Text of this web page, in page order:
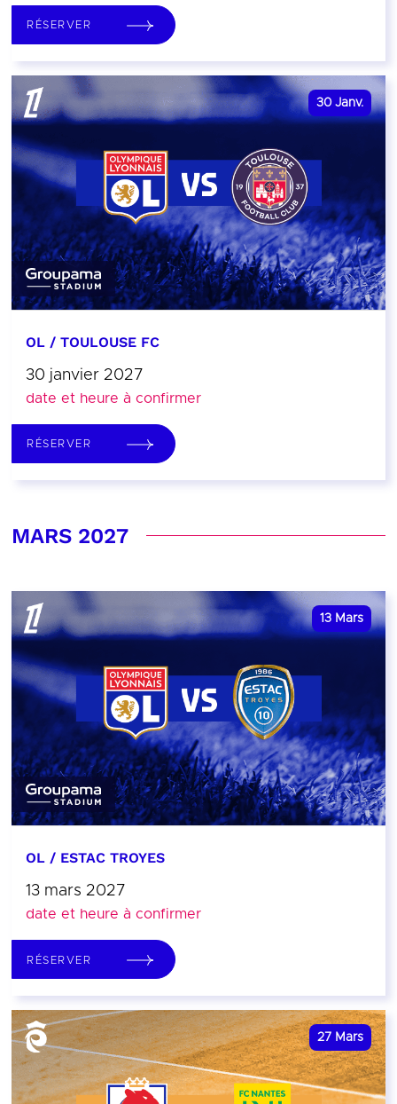
RÉSERVER
30 Janv.
OL / TOULOUSE FC
30 janvier 2027
date et heure à confirmer
RÉSERVER
MARS 2027
13 Mars
OL / ESTAC TROYES
13 mars 2027
date et heure à confirmer
RÉSERVER
27 Mars